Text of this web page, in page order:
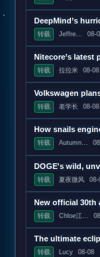
转载 Jeffre... 08-
Nitecore’s latest
转载 拉拉米 08-08
Volkswagen
转载 老学长 08-08
How snails
转载 Autumn...
转载 夏夜微风 08-
转载 Chloe江...
转载 Lucy 08-08